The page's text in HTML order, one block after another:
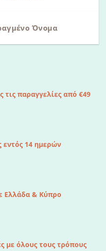
Όνομα
παραγγελίες από €49
εντός 14 ημερών
Ελλάδα & Κύπρο
με όλους τους τρόπους